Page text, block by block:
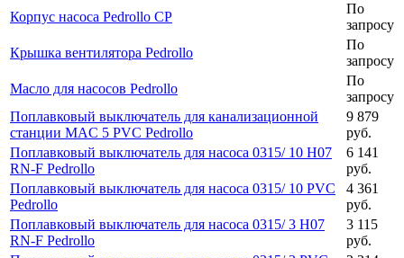
Корпус насоса Pedrollo CP
По
запросу
Крышка вентилятора Pedrollo
По
запросу
Масло для насосов Pedrollo
По
запросу
Поплавковый выключатель для канализационной
станции MAC 5 PVC Pedrollo
9 879
руб.
Поплавковый выключатель для насоса 0315/ 10 H07
RN-F Pedrollo
6 141
руб.
Поплавковый выключатель для насоса 0315/ 10 PVC
Pedrollo
4 361
руб.
Поплавковый выключатель для насоса 0315/ 3 H07
RN-F Pedrollo
3 115
руб.